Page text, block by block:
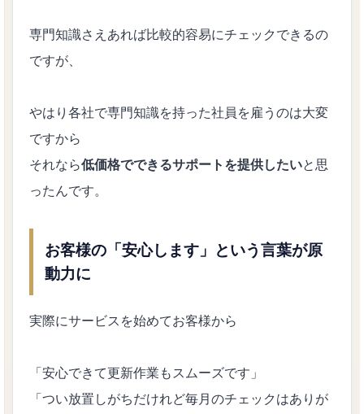
専門知識さえあれば比較的容易にチェックできるの
ですが、
やはり各社で専門知識を持った社員を雇うのは大変
ですから
それなら低価格でできるサポートを提供したいと思
ったんです。
お客様の「安心します」という言葉が原
動力に
実際にサービスを始めてお客様から
「安心できて更新作業もスムーズです」
「つい放置しがちだけれど毎月のチェックはありが